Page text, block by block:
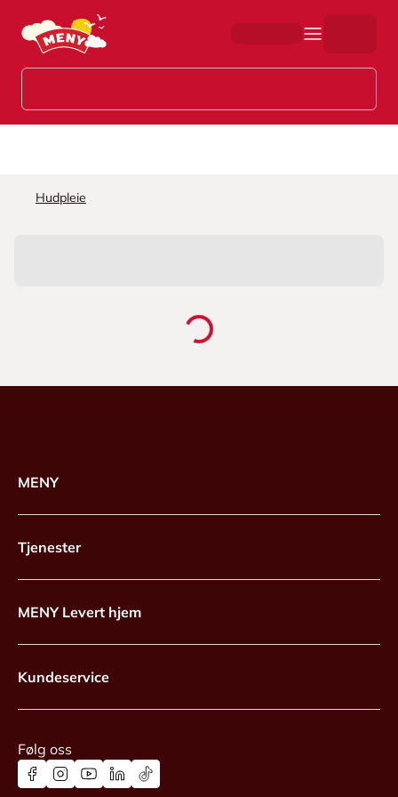
Hopp til hovedinnhold
Hudpleie
MENY
Tjenester
MENY Levert hjem
Kundeservice
Følg oss